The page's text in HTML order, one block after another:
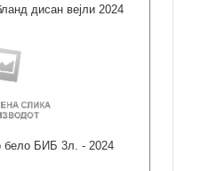
дисан вејли 2024
бело БИБ 3л. - 2024